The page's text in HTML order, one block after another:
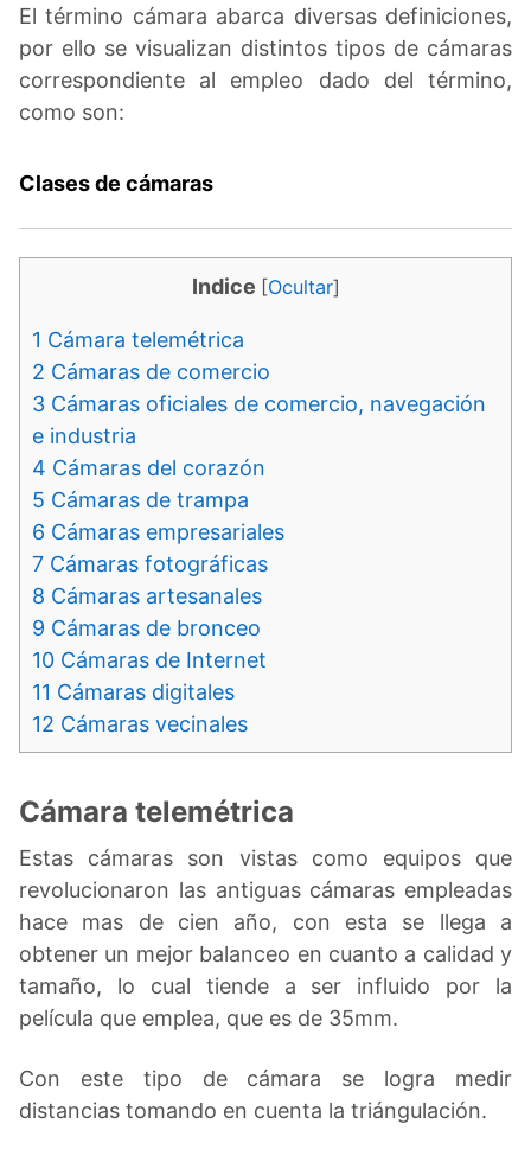
El término cámara abarca diversas definiciones,
por ello se visualizan distintos tipos de cámaras
correspondiente al empleo dado del término,
como son:
Clases de cámaras
Indice [Ocultar]
1 Cámara telemétrica
2 Cámaras de comercio
3 Cámaras oficiales de comercio, navegación
e industria
4 Cámaras del corazón
5 Cámaras de trampa
6 Cámaras empresariales
7 Cámaras fotográficas
8 Cámaras artesanales
9 Cámaras de bronceo
10 Cámaras de Internet
11 Cámaras digitales
12 Cámaras vecinales
Cámara telemétrica
Estas cámaras son vistas como equipos que
revolucionaron las antiguas cámaras empleadas
hace mas de cien año, con esta se llega a
obtener un mejor balanceo en cuanto a calidad y
tamaño, lo cual tiende a ser influido por la
película que emplea, que es de 35mm.
Con este tipo de cámara se logra medir
distancias tomando en cuenta la triángulación.